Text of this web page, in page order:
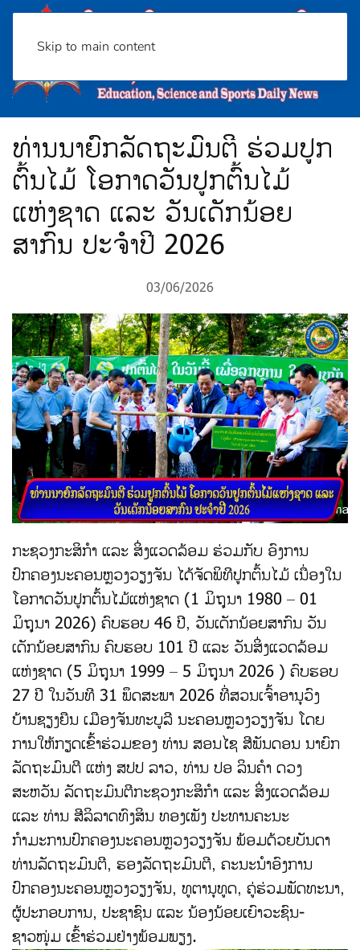
Skip to main content
ທ່ານນາຍົກລັດຖະມົນຕີ ຮ່ວມປູກ
ຕົ້ນໄມ້ ໂອກາດວັນປູກຕົ້ນໄມ້
ແຫ່ງຊາດ ແລະ ວັນເດັກນ້ອຍ
ສາກົນ ປະຈຳປີ 2026
03/06/2026
ກະຊວງກະສິກຳ ແລະ ສິ່ງແວດລ້ອມ ຮ່ວມກັບ ອົງການ
ປົກຄອງນະຄອນຫຼວງວຽງຈັນ ໄດ້ຈັດພິທີປູກຕົ້ນໄມ້ ເນື່ອງໃນ
ໂອກາດວັນປູກຕົ້ນໄມ້ແຫ່ງຊາດ (1 ມິຖຸນາ 1980 – 01
ມິຖຸນາ 2026) ຄົບຮອບ 46 ປີ, ວັນເດັກນ້ອຍສາກົນ ວັນ
ເດັກນ້ອຍສາກົນ ຄົບຮອບ 101 ປີ ແລະ ວັນສິ່ງແວດລ້ອມ
ແຫ່ງຊາດ (5 ມິຖຸນາ 1999 – 5 ມິຖຸນາ 2026 ) ຄົບຮອບ
27 ປີ ໃນວັນທີ 31 ພຶດສະພາ 2026 ທີ່ສວນເຈົ້າອານຸວົງ
ບ້ານຊຽງຍືນ ເມືອງຈັນທະບູລີ ນະຄອນຫຼວງວຽງຈັນ ໂດຍ
ການໃຫ້ກຽດເຂົ້າຮ່ວມຂອງ ທ່ານ ສອນໄຊ ສີພັນດອນ ນາຍົກ
ລັດຖະມົນຕີ ແຫ່ງ ສປປ ລາວ, ທ່ານ ປອ ລິນຄໍາ ດວງ
ສະຫວັນ ລັດຖະມົນຕີກະຊວງກະສິກຳ ແລະ ສິ່ງແວດລ້ອມ
ແລະ ທ່ານ ສີລິລາດທົງສິນ ທອງເພັງ ປະທານຄະນະ
ກຳມະການປົກຄອງນະຄອນຫຼວງວຽງຈັນ ພ້ອມດ້ວຍບັນດາ
ທ່ານລັດຖະມົນຕີ, ຮອງລັດຖະມົນຕີ, ຄະນະນໍາອົງການ
ປົກຄອງນະຄອນຫຼວງວຽງຈັນ, ທູຕານຸທູດ, ຄູ່ຮ່ວມພັດທະນາ,
ຜູ້ປະກອບການ, ປະຊາຊົນ ແລະ ນ້ອງນ້ອຍເຍົາວະຊົນ-
ຊາວໜຸ່ມ ເຂົ້າຮ່ວມຢ່າງພ້ອມພຽງ.